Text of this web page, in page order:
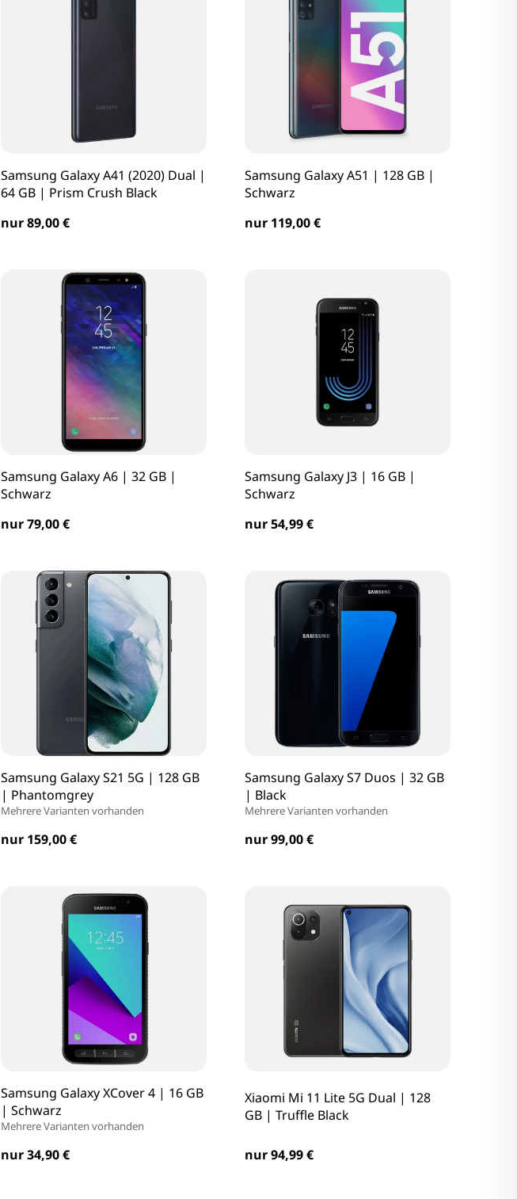
Samsung Galaxy A41 (2020) Dual |
64 GB | Prism Crush Black
nur 89,00 €
Samsung Galaxy A51 | 128 GB |
Schwarz
nur 119,00 €
Samsung Galaxy A6 | 32 GB |
Schwarz
nur 79,00 €
Samsung Galaxy J3 | 16 GB |
Schwarz
nur 54,99 €
Samsung Galaxy S21 5G | 128 GB
| Phantomgrey
Mehrere Varianten vorhanden
nur 159,00 €
Samsung Galaxy S7 Duos | 32 GB
| Black
Mehrere Varianten vorhanden
nur 99,00 €
Samsung Galaxy XCover 4 | 16 GB
| Schwarz
Mehrere Varianten vorhanden
nur 34,90 €
Xiaomi Mi 11 Lite 5G Dual | 128
GB | Truffle Black
nur 94,99 €